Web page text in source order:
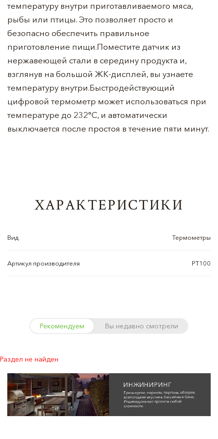
температуру внутри приготавливаемого мяса,
рыбы или птицы. Это позволяет просто и
безопасно обеспечить правильное
приготовление пищи.Поместите датчик из
нержавеющей стали в середину продукта и,
взглянув на большой ЖК-дисплей, вы узнаете
температуру внутри.Быстродействующий
цифровой термометр может использоваться при
температуре до 232°C, и автоматически
выключается после простоя в течение пяти минут.
ХАРАКТЕРИСТИКИ
Вид Термометры
Артикул производителя PT100
Рекомендуем Вы недавно смотрели
Раздел не найден